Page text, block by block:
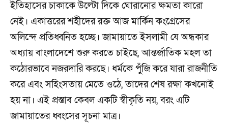
ইতিহাসের চাকাকে উল্টো দিকে ঘোরানোর ক্ষমতা কারো
নেই। একাত্তরের শহীদের রক্ত আজ মার্কিন কংগ্রেসের
অলিন্দে প্রতিধ্বনিত হচ্ছে। জামায়াতে ইসলামী যে অন্ধকার
অধ্যায় বাংলাদেশে শুরু করতে চাইছে, আন্তর্জাতিক মহল তা
কঠোরভাবে নজরদারি করছে। ধর্মকে পুঁজি করে যারা রাজনীতি
করে এবং সহিংসতায় মেতে ওঠে, তাদের শেষ রক্ষা কখনোই
হয় না। এই প্রস্তাব কেবল একটি স্বীকৃতি নয়, বরং এটি
জামায়াতের ধ্বংসের সূচনা মাত্র।